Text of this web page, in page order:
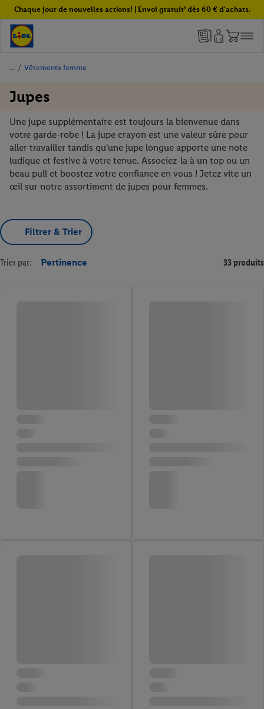
Chaque jour de nouvelles actions! | Envoi gratuit¹ dès 60 € d'achats.
/ Vêtements femme
Jupes
Une jupe supplémentaire est toujours la bienvenue dans
votre garde-robe ! La jupe crayon est une valeur sûre pour
aller travailler tandis qu'une jupe longue apporte une note
ludique et festive à votre tenue. Associez-la à un top ou un
beau pull et boostez votre confiance en vous ! Jetez vite un
œil sur notre assortiment de jupes pour femmes.
Filtrer & Trier
Trier par: Pertinence 33 produits